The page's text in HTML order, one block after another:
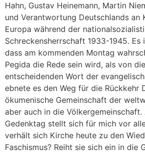
Hahn, Gustav Heinemann, Martin
und Verantwortung Deutschlands an
Europa während der
Schreckensherrschaft 1933-1945. Es
dass am kommenden Montag
Pegida die Rede sein wird, als von
entscheidenden Wort der
ebnete es den Weg für die Rückkehr
ökumenische Gemeinschaft der
aber auch in die Völkergemeinschaft.
Gedenktag stellt sich für mich vor
verhält sich Kirche heute zu den
Faschismus? Reiht sie sich ein in die